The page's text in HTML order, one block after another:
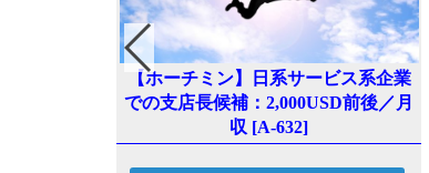
【ホーチミン】日系サービス系企業
での支店長候補：2,000USD前後／月
収 [A-632]